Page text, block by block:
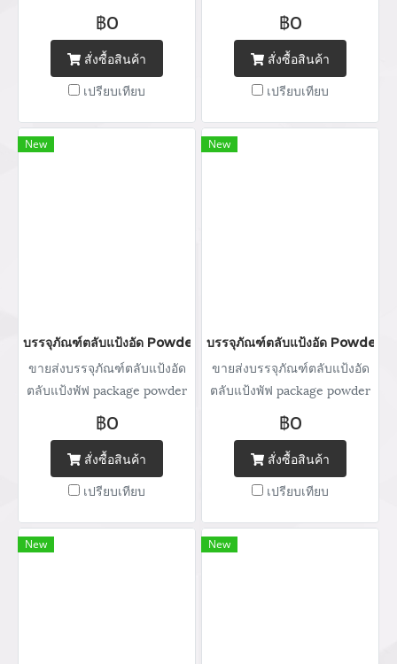
กระปุกแป้ง จำหน่ายบรรจุภัณฑ์
เครื่องสำอางทุกประเภท Tel :
(+66) 020 462 506-105
Mobile: 083 828 9246 Email:
marketing@packingroom.com/
sale@packingroom.com/
฿0
สั่งซื้อสินค้า
เปรียบเทียบ
กระปุกแป้ง จำหน่ายบรรจุภัณฑ์
เครื่องสำอางทุกประเภท Tel :
(+66) 020 462 506-105
Mobile: 083 828 9246 Email:
marketing@packingroom.com/
sale@packingroom.com/
฿0
สั่งซื้อสินค้า
เปรียบเทียบ
New
บรรจุภัณฑ์ตลับแป้งอัด Powder packaging / powder case ตลับแ
ขายส่งบรรจุภัณฑ์ตลับแป้งอัด
ตลับแป้งพัฟ package powder
กระปุกแป้ง จำหน่ายบรรจุภัณฑ์
เครื่องสำอางทุกประเภท Tel :
(+66) 020 462 506-105
Mobile: 083 828 9246 Email:
marketing@packingroom.com/
sale@packingroom.com/
฿0
สั่งซื้อสินค้า
เปรียบเทียบ
New
บรรจุภัณฑ์ตลับแป้งอัด Powder
ขายส่งบรรจุภัณฑ์ตลับแป้งอัด
ตลับแป้งพัฟ package powder
กระปุกแป้ง จำหน่ายบรรจุภัณฑ์
เครื่องสำอางทุกประเภท Tel :
(+66) 020 462 506-105
Mobile: 083 828 9246 Email:
marketing@packingroom.com/
sale@packingroom.com/
฿0
สั่งซื้อสินค้า
เปรียบเทียบ
New New